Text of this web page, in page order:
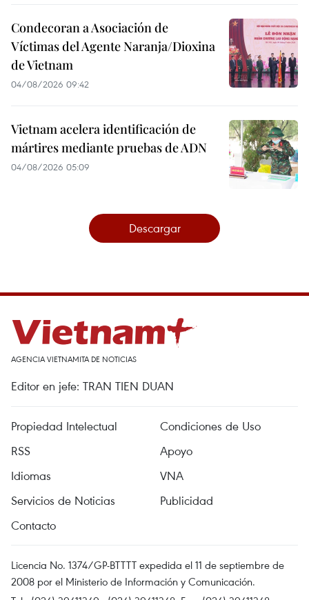
Condecoran a Asociación de
Víctimas del Agente Naranja/Dioxina
de Vietnam
04/08/2026 09:42
Vietnam acelera identificación de
mártires mediante pruebas de ADN
04/08/2026 05:09
Descargar
AGENCIA VIETNAMITA DE NOTICIAS
Editor en jefe: TRAN TIEN DUAN
Propiedad Intelectual
Condiciones de Uso
RSS
Apoyo
Idiomas
VNA
Servicios de Noticias
Publicidad
Contacto
Licencia No. 1374/GP-BTTTT expedida el 11 de septiembre de
2008 por el Ministerio de Información y Comunicación.